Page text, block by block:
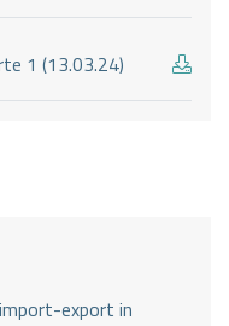
1 (13.03.24)
export in